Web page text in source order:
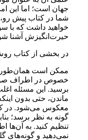
جهان است؛ اما این امر به
شما در کتاب پیش رو،
خواهید داشت که با
حیرت‌انگیزش آشنا شوید.
در بخشی از کتاب روش
ممکن است همان‌طور که
‌خصوص در اطراف صورت و
برسید. این مسئله اغلب
ماندن، حتی بدون اینکه
معکوس می‌شود. در
گونه به نظر برسد؛
تنظیم کنید. به آن‌ها
نمی‌دهید و گونه‌های